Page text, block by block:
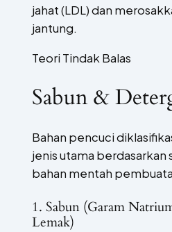
jahat (LDL) dan
jantung.
Teori Tindak Balas
Sabun &
Bahan pencuci
jenis utama berdasarkan
bahan mentah
1. Sabun (Garam
Lemak)